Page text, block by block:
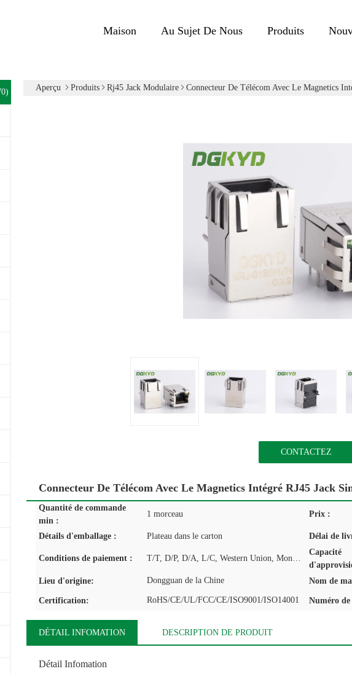
Maison Au Sujet De Nous Produits
Aperçu Produits Rj45 Jack Modulaire Connecteur De Télécom Avec Le Magnetics
CONTACTEZ
Connecteur De Télécom Avec Le Magnetics Intégré RJ45 Jack
Quantité de commande
min :
1 morceau Prix :
Détails d'emballage : Plateau dans le carton Délai de
Conditions de paiement : T/T, D/P, D/A, L/C, Western Union, MoneyGram
Capacité
Lieu d'origine: Dongguan de la Chine Nom de
Certification: RoHS/CE/UL/FCC/CE/ISO9001/ISO14001 Numéro de
DÉTAIL INFOMATION DESCRIPTION DE PRODUIT
Détail Infomation